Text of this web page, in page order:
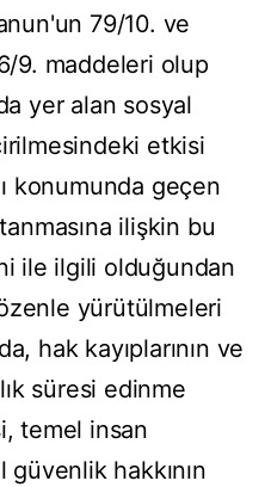
79/10. ve
9. maddeleri olup
yer alan sosyal
etkisi
konumunda geçen
ilişkin bu
ile ilgili olduğundan
yürütülmeleri
hak kayıplarının ve
süresi edinme
temel insan
güvenlik hakkının